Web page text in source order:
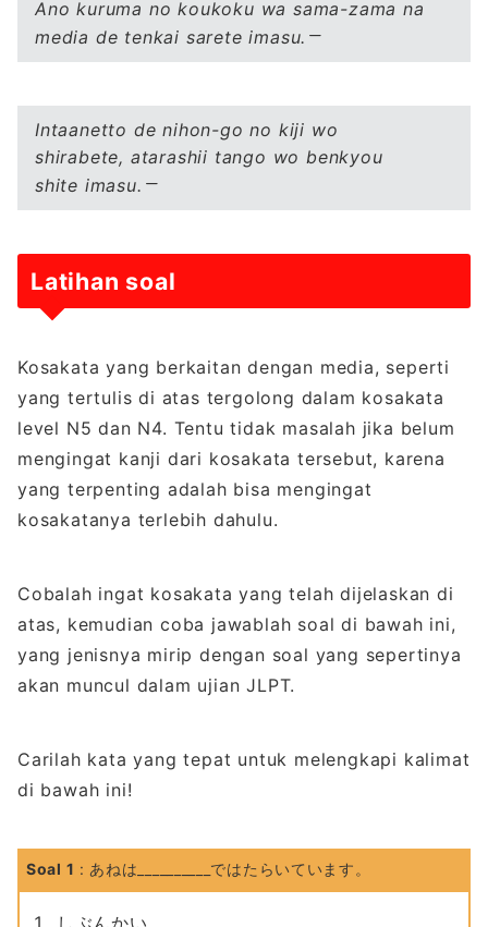
Ano kuruma no koukoku wa sama-zama na
media de tenkai sarete imasu.
Intaanetto de nihon-go no kiji wo
shirabete, atarashii tango wo benkyou
shite imasu.
Latihan soal
Kosakata yang berkaitan dengan media, seperti
yang tertulis di atas tergolong dalam kosakata
level N5 dan N4. Tentu tidak masalah jika belum
mengingat kanji dari kosakata tersebut, karena
yang terpenting adalah bisa mengingat
kosakatanya terlebih dahulu.
Cobalah ingat kosakata yang telah dijelaskan di
atas, kemudian coba jawablah soal di bawah ini,
yang jenisnya mirip dengan soal yang sepertinya
akan muncul dalam ujian JLPT.
Carilah kata yang tepat untuk melengkapi kalimat
di bawah ini!
Soal 1 : あねは__________ではたらいています。